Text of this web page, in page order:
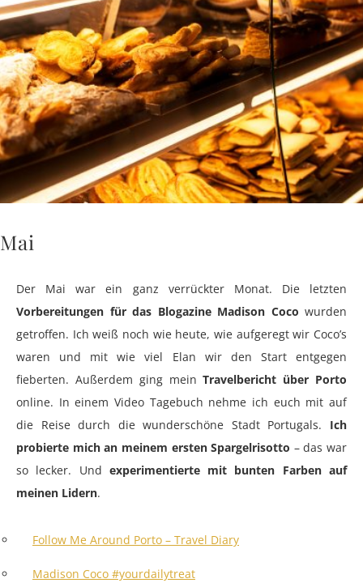
Mai
Der Mai war ein ganz verrückter Monat. Die letzten
Vorbereitungen für das Blogazine Madison Coco wurden
getroffen. Ich weiß noch wie heute, wie aufgeregt wir Coco’s
waren und mit wie viel Elan wir den Start entgegen
fieberten. Außerdem ging meinTravelbericht über Porto
online. In einem Video Tagebuch nehme ich euch mit auf
die Reise durch die wunderschöne Stadt Portugals. Ich
probierte mich an meinem ersten Spargelrisotto – das war
so lecker. Und experimentierte mit bunten Farben auf
meinen Lidern.
Follow Me Around Porto – Travel Diary
Madison Coco #yourdailytreat